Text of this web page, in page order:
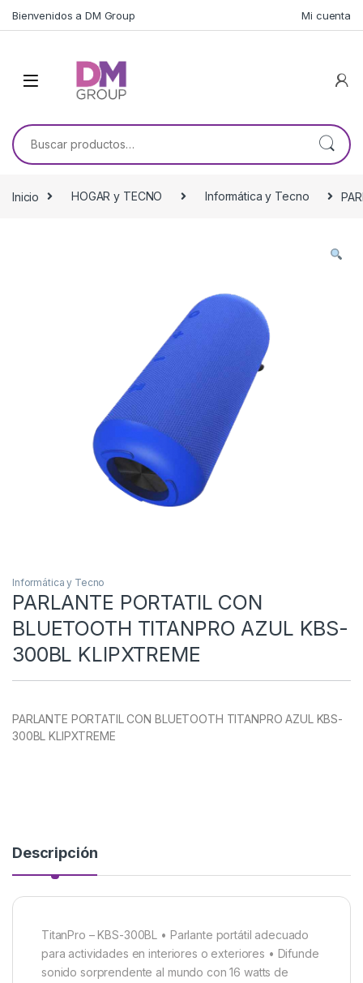
Bienvenidos a DM Group Mi cuenta
Buscar por:
Inicio HOGAR y TECNO Informática y Tecno
Informática y Tecno
PARLANTE PORTATIL CON
BLUETOOTH TITANPRO AZUL KBS-
300BL KLIPXTREME
PARLANTE PORTATIL CON BLUETOOTH TITANPRO AZUL KBS-
300BL KLIPXTREME
Descripción
TitanPro – KBS-300BL • Parlante portátil adecuado
para actividades en interiores o exteriores • Difunde
sonido sorprendente al mundo con 16 watts de